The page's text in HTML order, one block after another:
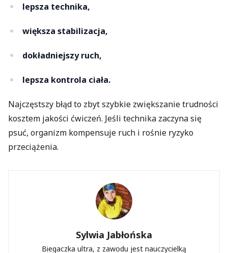
lepsza technika,
większa stabilizacja,
dokładniejszy ruch,
lepsza kontrola ciała.
Najczęstszy błąd to zbyt szybkie zwiększanie trudności
kosztem jakości ćwiczeń. Jeśli technika zaczyna się
psuć, organizm kompensuje ruch i rośnie ryzyko
przeciążenia.
Sylwia Jabłońska
Biegaczka ultra, z zawodu jest nauczycielką